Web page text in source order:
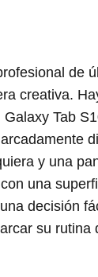
de
creativa.
Tab
y una
una
decisión
su rutina